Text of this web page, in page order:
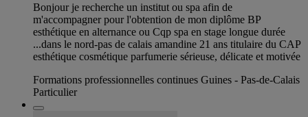
Bonjour je recherche un institut ou spa afin de
m'accompagner pour l'obtention de mon diplôme BP
esthétique en alternance ou Cqp spa en stage longue durée
...dans le nord-pas de calais amandine 21 ans titulaire du CAP
esthétique cosmétique parfumerie sérieuse, délicate et motivée
Formations professionnelles continues Guines - Pas-de-Calais
Particulier